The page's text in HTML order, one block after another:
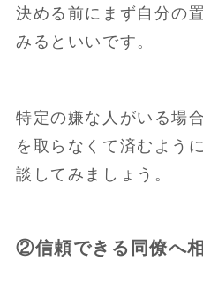
決める前にまず自分の
みるといいです。
特定の嫌な人がいる場
を取らなくて済むよう
談してみましょう。
②信頼できる同僚へ